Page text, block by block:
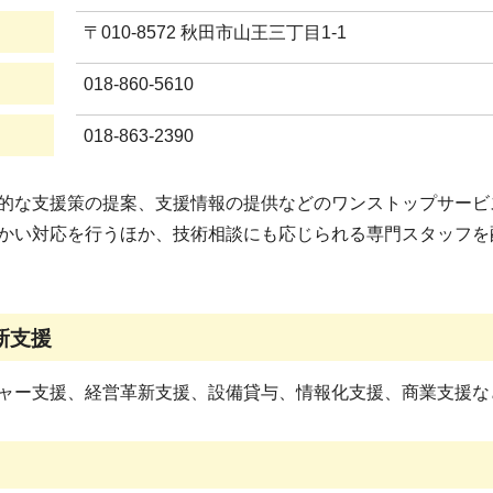
〒010-8572 秋田市山王三丁目1-1
018-860-5610
018-863-2390
な支援策の提案、支援情報の提供などのワンストップサー
い対応を行うほか、技術相談にも応じられる専門スタッフ
支援
ー支援、経営革新支援、設備貸与、情報化支援、商業支援な